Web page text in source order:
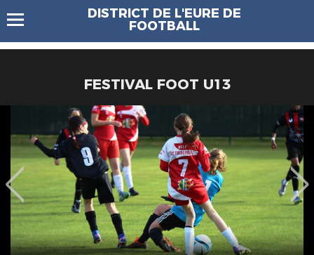
DISTRICT DE L'EURE DE
FOOTBALL
FESTIVAL FOOT U13